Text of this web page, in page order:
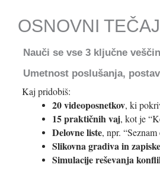
OSNOVNI
Nauči se vse 3 ključne
Umetnost poslušanja,
Kaj pridobiš:
20 videoposnetkov, ki
15 praktičnih vaj, kot je
Delovne liste, npr.
Slikovna gradiva in zapiske
Simulacije reševanja